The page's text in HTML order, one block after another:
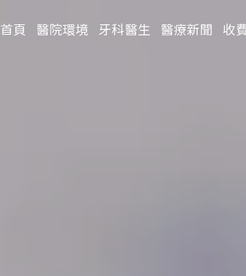
首頁 醫院環境 牙科醫生 醫療新聞 收